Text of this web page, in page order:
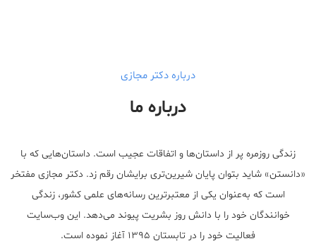
درباره دکتر مجازی
درباره ما
زندگی روزمره پر از داستان‌ها و اتفاقات عجیب است. داستان‌هایی که با
«دانستن» شاید بتوان پایان شیرین‌تری برایشان رقم زد. دکتر مجازی مفتخر
است که به‌عنوان یکی از معتبر‌ترین رسانه‌های علمی کشور، زندگی
خوانندگان خود را با دانش روز بشریت پیوند می‌دهد. این وب‌سایت
فعالیت خود را در تابستان ۱۳۹۵ آغاز نموده است.